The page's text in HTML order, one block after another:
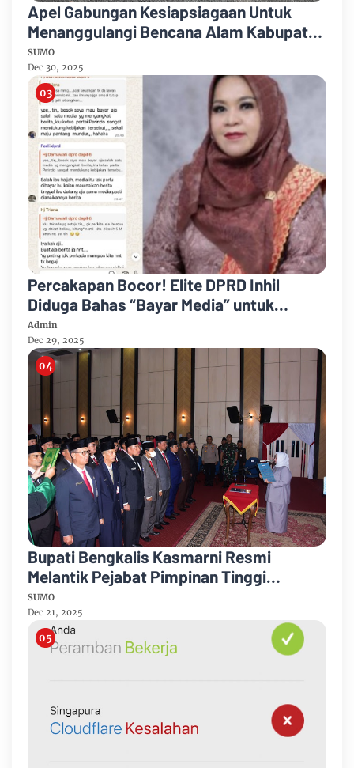
Apel Gabungan Kesiapsiagaan Untuk
Menanggulangi Bencana Alam Kabupaten
Bengkalis
SUMO
Dec 30, 2025
Percakapan Bocor! Elite DPRD Inhil
Diduga Bahas “Bayar Media” untuk
Dukung Kebijakan
Admin
Dec 29, 2025
Bupati Bengkalis Kasmarni Resmi
Melantik Pejabat Pimpinan Tinggi
Pratama
SUMO
Dec 21, 2025